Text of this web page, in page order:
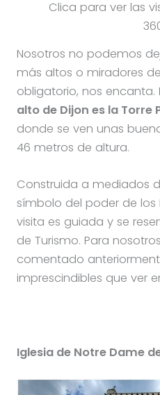
Clica para ver las
Nosotros no podemos
más altos o miradores
obligatorio, nos encanta.
alto de Dijon es la Torre
donde se ven unas
46 metros de altura.
Construida a mediados
símbolo del poder de los
visita es guiada y se
de Turismo. Para
comentado
imprescindibles que ver
Iglesia de Notre Dame